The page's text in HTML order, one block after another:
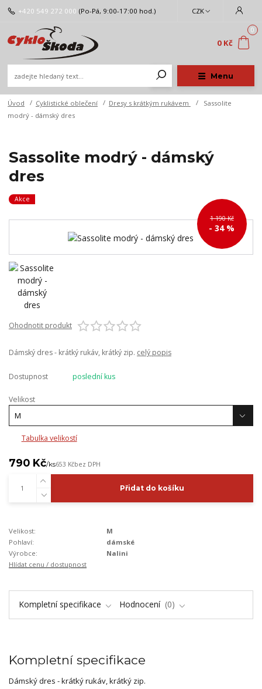
Menu
CZK
+420 549 272 000 (Po-Pá, 9:00-17:00 hod.)
0
0 Kč
Úvod Cyklistické oblečení Dresy s krátkým rukávem
Sassolite
modrý - dámský dres
Sassolite modrý - dámský
dres
Akce
1 190 Kč
- 34 %
Ohodnotit produkt
Dámský dres - krátký rukáv, krátký zip. celý popis
Dostupnost poslední kus
Velikost
Tabulka velikostí
790 Kč/ks653 Kčbez DPH
Přidat do košíku
Velikost:
M
Pohlaví:
dámské
Výrobce:
Nalini
Hlídat cenu / dostupnost
Kompletní specifikace Hodnocení 0
Kompletní specifikace
Dámský dres - krátký rukáv, krátký zip.